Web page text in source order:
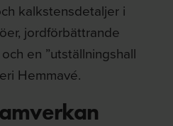
kalkstensdetaljer i
jordförbättrande
en ”utställningshall
Hemmavé.